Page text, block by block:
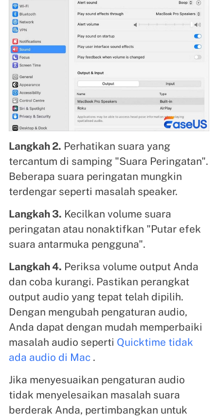
Langkah 2. Perhatikan suara yang
tercantum di samping "Suara Peringatan".
Beberapa suara peringatan mungkin
terdengar seperti masalah speaker.
Langkah 3. Kecilkan volume suara
peringatan atau nonaktifkan "Putar efek
suara antarmuka pengguna".
Langkah 4. Periksa volume output Anda
dan coba kurangi. Pastikan perangkat
output audio yang tepat telah dipilih.
Dengan mengubah pengaturan audio,
Anda dapat dengan mudah memperbaiki
masalah audio seperti Quicktime tidak
ada audio di Mac.
Jika menyesuaikan pengaturan audio
tidak menyelesaikan masalah suara
berderak Anda, pertimbangkan untuk